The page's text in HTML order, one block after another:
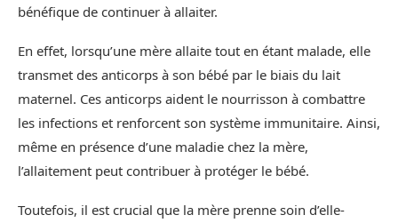
bénéfique de continuer à allaiter.
En effet, lorsqu’une mère allaite tout en étant malade, elle
transmet des anticorps à son bébé par le biais du lait
maternel. Ces anticorps aident le nourrisson à combattre
les infections et renforcent son système immunitaire. Ainsi,
même en présence d’une maladie chez la mère,
l’allaitement peut contribuer à protéger le bébé.
Toutefois, il est crucial que la mère prenne soin d’elle-